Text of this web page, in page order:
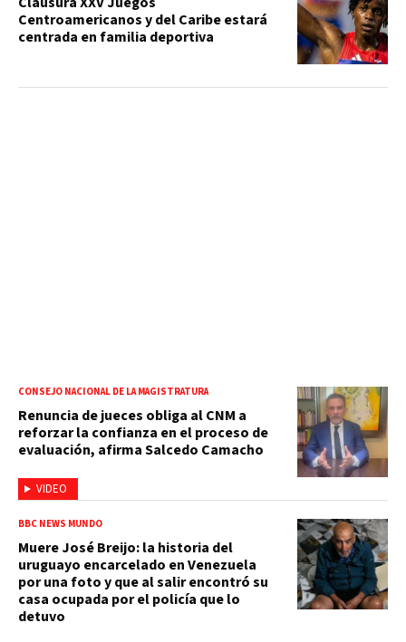
Centroamericanos y del Caribe estará
centrada en familia deportiva
VIDEO
CONSEJO NACIONAL DE LA MAGISTRATURA
Renuncia de jueces obliga al CNM a
reforzar la confianza en el proceso de
evaluación, afirma Salcedo Camacho
BBC NEWS MUNDO
Muere José Breijo: la historia del
uruguayo encarcelado en Venezuela
por una foto y que al salir encontró su
casa ocupada por el policía que lo
detuvo